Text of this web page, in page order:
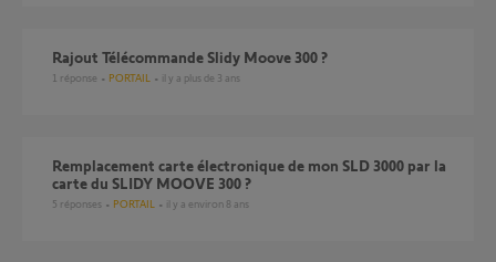
Rajout Télécommande Slidy Moove 300 ?
1 réponse PORTAIL il y a plus de 3 ans
Remplacement carte électronique de mon SLD 3000 par la
carte du SLIDY MOOVE 300 ?
5 réponses PORTAIL il y a environ 8 ans